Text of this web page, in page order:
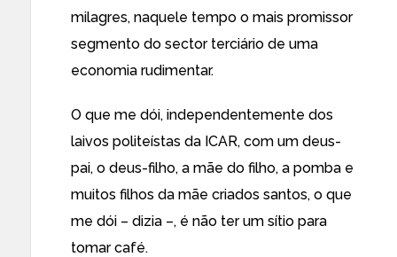
milagres, naquele tempo o mais promissor
segmento do sector terciário de uma
economia rudimentar.
O que me dói, independentemente dos
laivos politeístas da ICAR, com um deus-
pai, o deus-filho, a mãe do filho, a pomba e
muitos filhos da mãe criados santos, o que
me dói – dizia –, é não ter um sítio para
tomar café.